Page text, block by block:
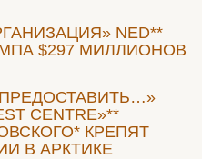
NED**
$297 МИЛЛИОНОВ
CENTRE»**
КРЕПЯТ
В АРКТИКЕ